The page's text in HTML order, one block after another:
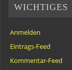
WICHTIGES
Anmelden
Eintrags-Feed
Kommentar-Feed